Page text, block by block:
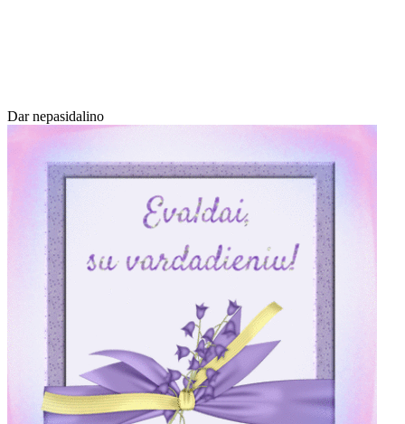
Dar nepasidalino